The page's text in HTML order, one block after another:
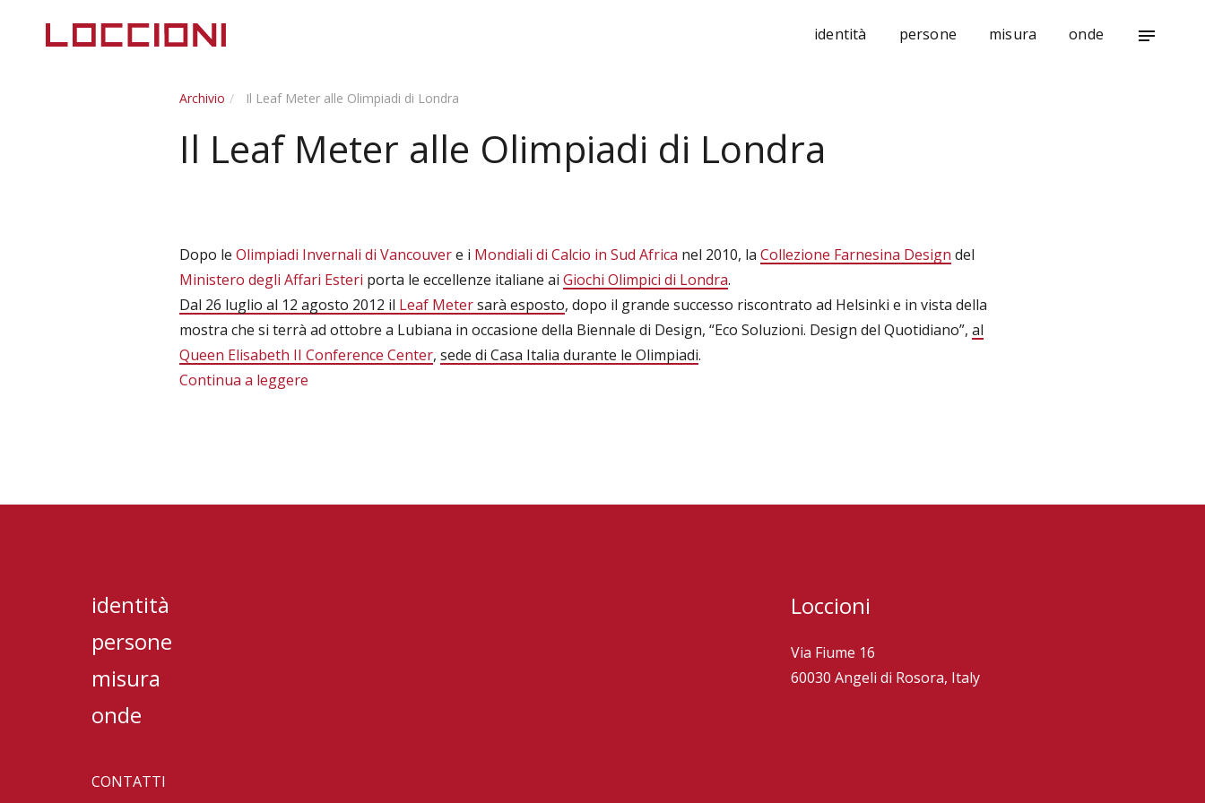
identità persone misura onde notes
Archivio Il Leaf Meter alle Olimpiadi di Londra
Il Leaf Meter alle Olimpiadi di Londra
Dopo le Olimpiadi Invernali di Vancouvere i Mondiali di Calcio in Sud Africa nel 2010, la Collezione Farnesina Design del
Ministero degli Affari Esteri porta le eccellenze italiane ai Giochi Olimpici di Londra.
Dal 26 luglio al 12 agosto 2012 il Leaf Metersarà esposto, dopo il grande successo riscontrato ad Helsinki e in vista della
mostra che si terrà ad ottobre a Lubiana in occasione della Biennale di Design, “Eco Soluzioni. Design del Quotidiano”, al
Queen Elisabeth II Conference Center, sede di Casa Italia durante le Olimpiadi.
Continua a leggere
identità
persone
misura
onde
CONTATTI
Loccioni
Via Fiume 16
60030 Angeli di Rosora, Italy